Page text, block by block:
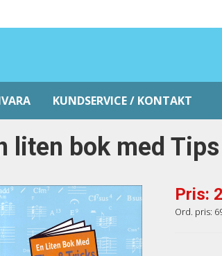
KUNDSERVICE / KONTAKT
liten bok med
Pris:
Ord. pris: